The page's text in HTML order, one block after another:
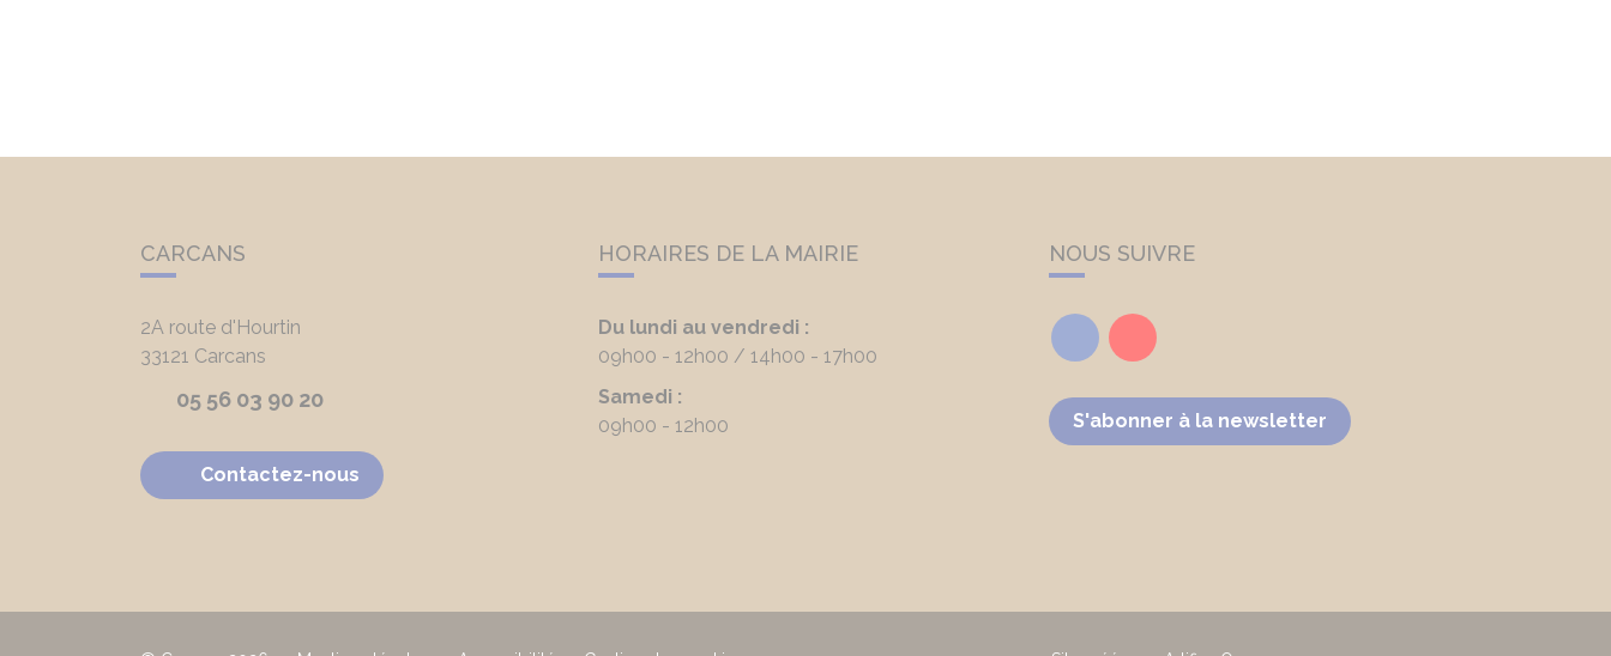
CARCANS
2A route d'Hourtin
33121 Carcans
05 56 03 90 20
Contactez-nous
HORAIRES DE LA MAIRIE
Du lundi au vendredi :
09h00 - 12h00
14h00 - 17h00
Samedi :
09h00 - 12h00
NOUS SUIVRE
FacebookYoutube
S'abonner à la newsletter